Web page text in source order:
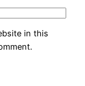
in this